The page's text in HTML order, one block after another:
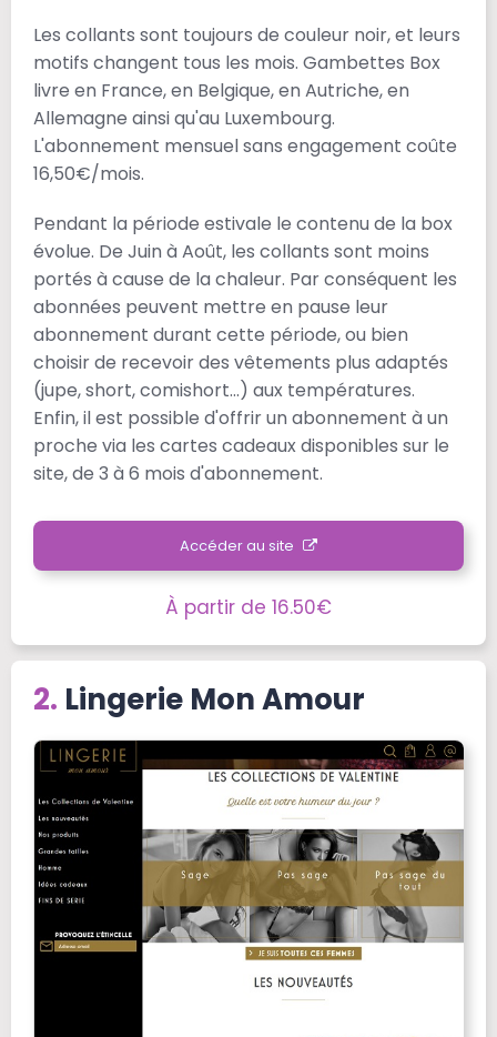
Les collants sont toujours de couleur noir, et leurs
motifs changent tous les mois. Gambettes Box
livre en France, en Belgique, en Autriche, en
Allemagne ainsi qu'au Luxembourg.
L'abonnement mensuel sans engagement coûte
16,50€/mois.
Pendant la période estivale le contenu de la box
évolue. De Juin à Août, les collants sont moins
portés à cause de la chaleur. Par conséquent les
abonnées peuvent mettre en pause leur
abonnement durant cette période, ou bien
choisir de recevoir des vêtements plus adaptés
(jupe, short, comishort...) aux températures.
Enfin, il est possible d'offrir un abonnement à un
proche via les cartes cadeaux disponibles sur le
site, de 3 à 6 mois d'abonnement.
Accéder au site
À partir de 16.50€
Lingerie Mon Amour